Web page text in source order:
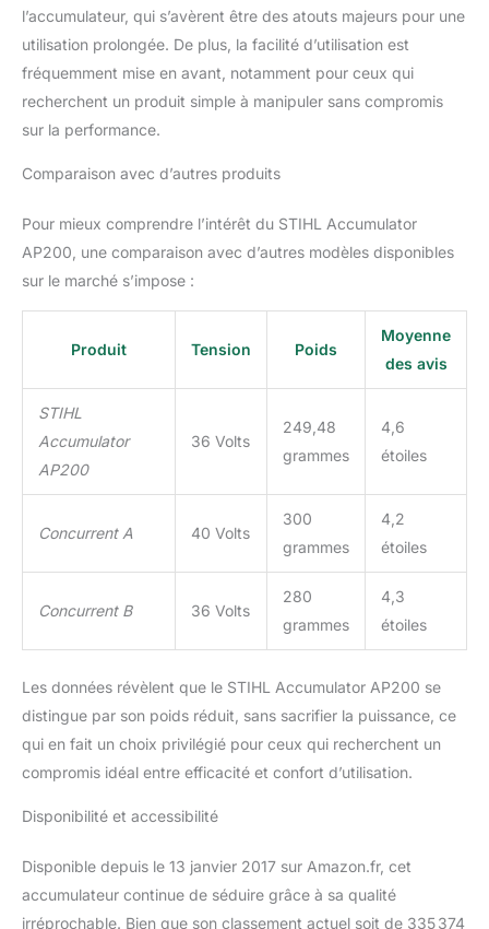
l’accumulateur, qui s’avèrent être des atouts majeurs pour une
utilisation prolongée. De plus, la facilité d’utilisation est
fréquemment mise en avant, notamment pour ceux qui
recherchent un produit simple à manipuler sans compromis
sur la performance.
Comparaison avec d’autres produits
Pour mieux comprendre l’intérêt du STIHL Accumulator
AP200, une comparaison avec d’autres modèles disponibles
sur le marché s’impose :
Produit Tension Poids
Moyenne
des avis
STIHL
Accumulator
AP200
36 Volts
249,48
grammes
4,6
étoiles
Concurrent A 40 Volts
300
grammes
4,2
étoiles
Concurrent B 36 Volts
280
grammes
4,3
étoiles
Les données révèlent que le STIHL Accumulator AP200 se
distingue par son poids réduit, sans sacrifier la puissance, ce
qui en fait un choix privilégié pour ceux qui recherchent un
compromis idéal entre efficacité et confort d’utilisation.
Disponibilité et accessibilité
Disponible depuis le 13 janvier 2017 sur Amazon.fr, cet
accumulateur continue de séduire grâce à sa qualité
irréprochable. Bien que son classement actuel soit de 335 374